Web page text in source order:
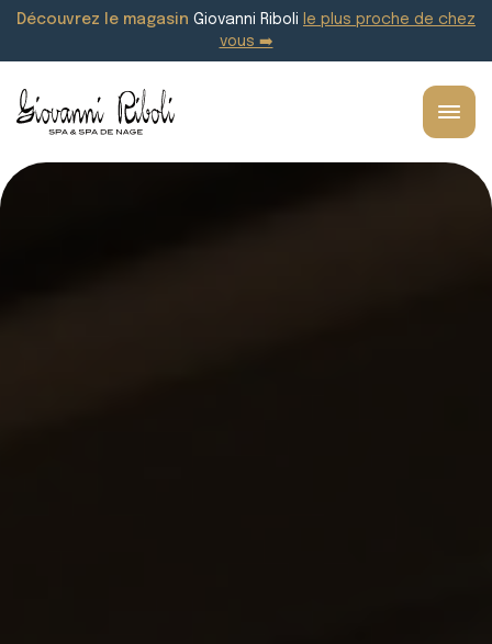
Découvrez le magasin Giovanni Riboli
le plus proche de chez
vous ➡️